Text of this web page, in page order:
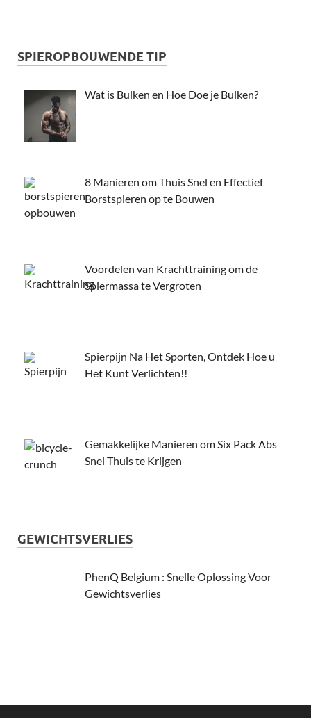
SPIEROPBOUWENDE TIP
Wat is Bulken en Hoe Doe je Bulken?
8 Manieren om Thuis Snel en Effectief
Borstspieren op te Bouwen
Voordelen van Krachttraining om de
Spiermassa te Vergroten
Spierpijn Na Het Sporten, Ontdek Hoe u
Het Kunt Verlichten!!
Gemakkelijke Manieren om Six Pack Abs
Snel Thuis te Krijgen
GEWICHTSVERLIES
PhenQ Belgium : Snelle Oplossing Voor
Gewichtsverlies